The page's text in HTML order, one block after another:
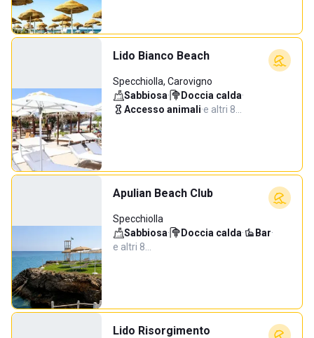
Lido Bianco Beach
Specchiolla, Carovigno
Sabbiosa· Doccia calda·
Accesso animali·e altri 8…
Apulian Beach Club
Specchiolla
Sabbiosa· Doccia calda· Bar·
e altri 8…
Lido Risorgimento